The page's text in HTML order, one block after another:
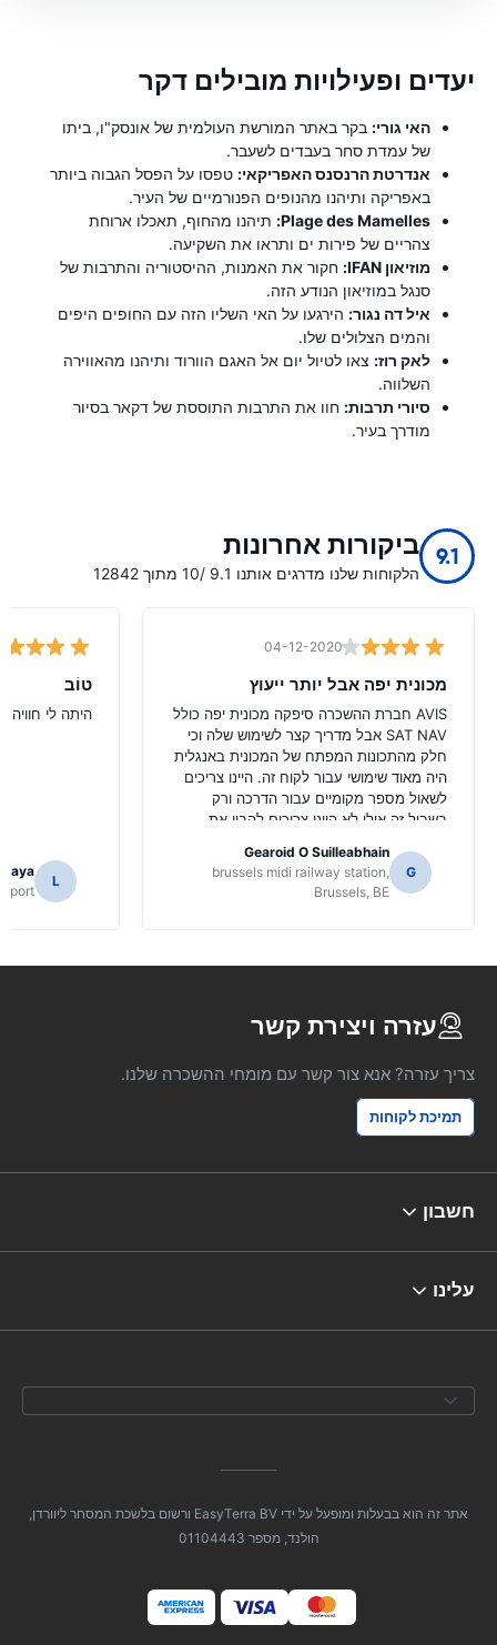
יעדים ופעילויות מובילים דקר
האי גורי: בקר באתר המורשת העולמית של אונסק"ו, ביתו
של עמדת סחר בעבדים לשעבר.
אנדרטת הרנסנס האפריקאי: טפסו על הפסל הגבוה ביותר
באפריקה ותיהנו מהנופים הפנורמיים של העיר.
Plage des Mamelles: תיהנו מהחוף, תאכלו ארוחת
צהריים של פירות ים ותראו את השקיעה.
מוזיאון IFAN:
חקור את האמנות, ההיסטוריה והתרבות של
סנגל במוזיאון הנודע הזה.
איל דה נגור: הירגעו על האי השליו הזה עם החופים היפים
והמים הצלולים שלו.
לאק רוז: צאו לטיול יום אל האגם הוורוד ותיהנו מהאווירה
השלווה.
סיורי תרבות: חוו את התרבות התוססת של דקאר בסיור
מודרך בעיר.
9.1 ביקורות אחרונות
הלקוחות שלנו מדרגים אותנו 9.1 /10 מתוך 12842
04-12-2020
מכונית יפה אבל יותר ייעוץ
AVIS חברת ההשכרה סיפקה מכונית יפה כולל
SAT NAV אבל מדריך קצר לשימוש שלה וכי
חלק מהתכונות המפתח של המכונית באנגלית
היה מאוד שימושי עבור לקוח זה. היינו צריכים
לשאול מספר מקומיים עבור הדרכה ורק
בשביל זה אולי לא היינו צריכים להבין את
G
Gearoid O Suilleabhain
brussels midi railway station,
Brussels, BE
טוֹב
היתה לי חוויה
L
עזרה ויצירת קשר
צריך עזרה? אנא צור קשר עם מומחי ההשכרה שלנו.
תמיכת לקוחות
חשבון
עלינו
אתר זה הוא בבעלות ומופעל על ידי EasyTerra BV ורשום בלשכת המסחר ליוורדן,
הולנד, מספר 01104443